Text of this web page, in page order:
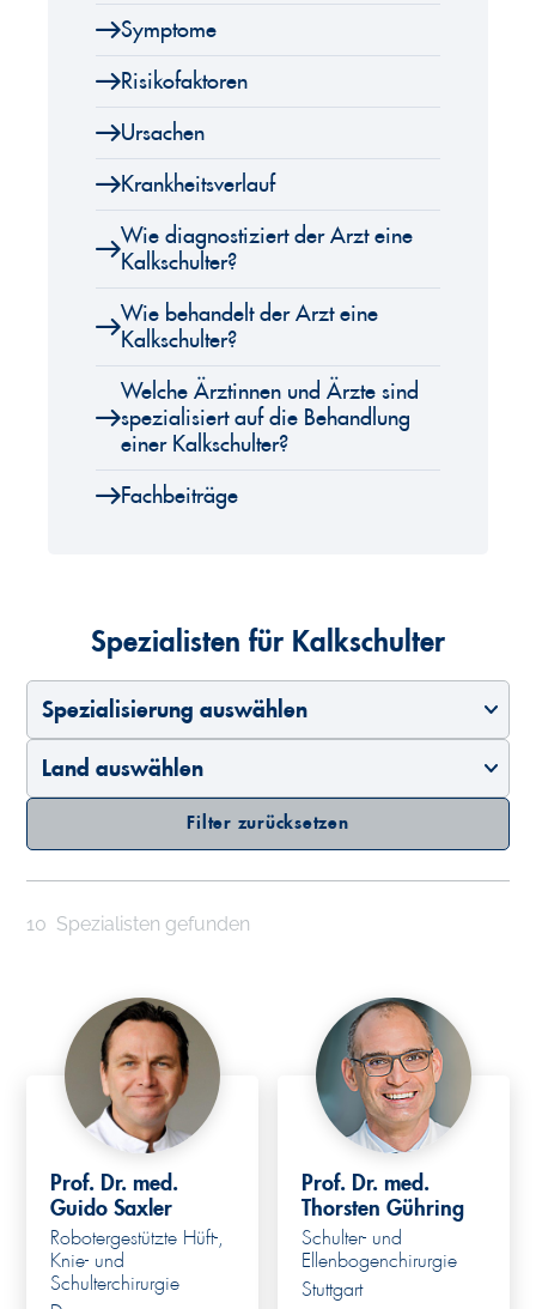
Symptome
Risikofaktoren
Ursachen
Krankheitsverlauf
Wie diagnostiziert der Arzt eine
Kalkschulter?
Wie behandelt der Arzt eine
Kalkschulter?
Welche Ärztinnen und Ärzte sind
spezialisiert auf die Behandlung
einer Kalkschulter?
Fachbeiträge
Spezialisten für Kalkschulter
Spezialisierung auswählen
Land auswählen
Filter zurücksetzen
10 Spezialisten gefunden
Prof. Dr. med.
Guido Saxler
Robotergestützte Hüft-,
Knie- und
Schulterchirurgie
Prof. Dr. med.
Thorsten Gühring
Schulter- und
Ellenbogenchirurgie
Stuttgart